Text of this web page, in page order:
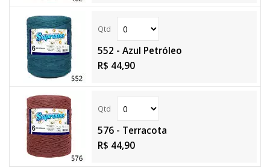
552 - Azul Petróleo
R$ 44,90
576 - Terracota
R$ 44,90